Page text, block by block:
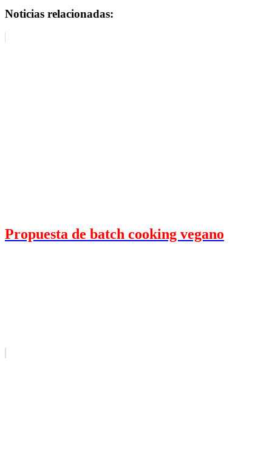
Noticias relacionadas:
Propuesta de batch cooking vegano